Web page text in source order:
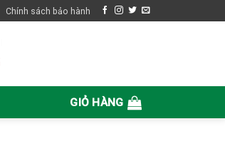
Chính sách bảo hành
GIỎ HÀNG